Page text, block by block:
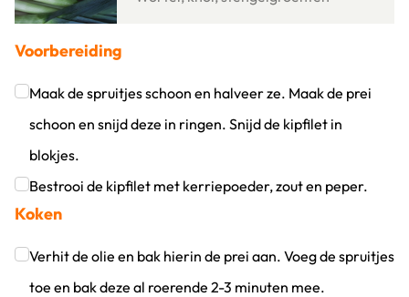
Voorbereiding
Maak de spruitjes schoon en halveer ze. Maak de prei
schoon en snijd deze in ringen. Snijd de kipfilet in
blokjes.
Klik om dit selectievakje aan te vinken
Bestrooi de kipfilet met kerriepoeder, zout en peper.
Klik om dit selectievakje aan te vinken
Koken
Verhit de olie en bak hierin de prei aan. Voeg de spruitjes
toe en bak deze al roerende 2-3 minuten mee.